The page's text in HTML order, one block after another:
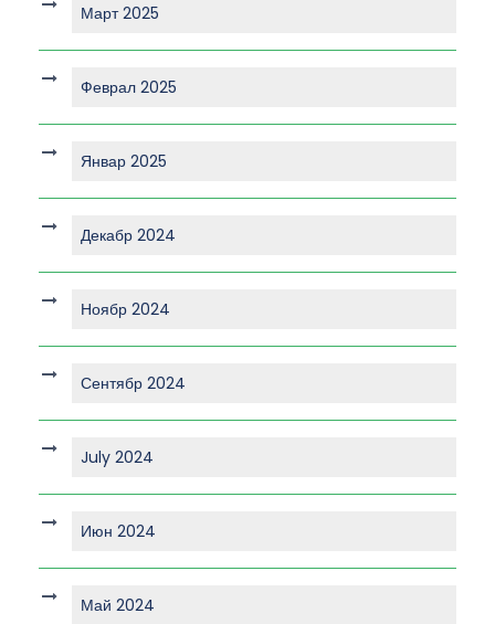
Март 2025
Феврал 2025
Январ 2025
Декабр 2024
Ноябр 2024
Сентябр 2024
July 2024
Июн 2024
Май 2024